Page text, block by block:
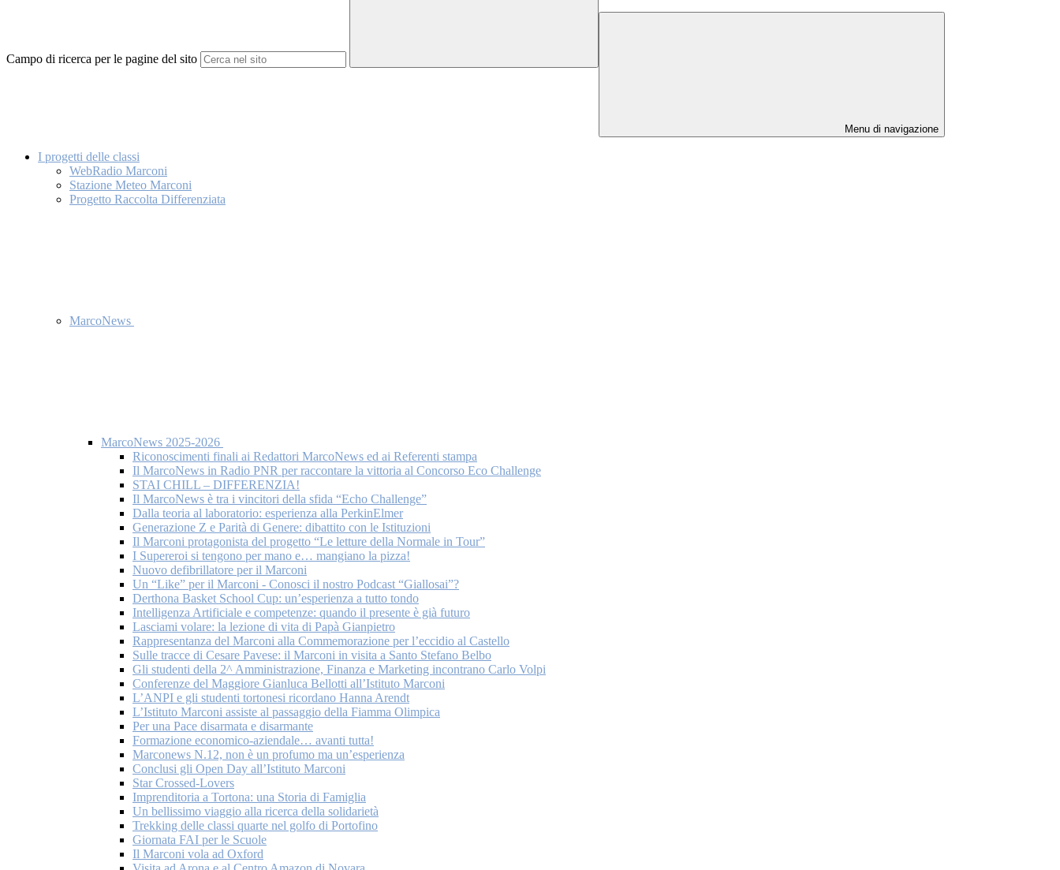
Campo di ricerca per le pagine del sito
Menu di navigazione
I progetti delle classi
WebRadio Marconi
Stazione Meteo Marconi
Progetto Raccolta Differenziata
MarcoNews
MarcoNews 2025-2026
Riconoscimenti finali ai Redattori MarcoNews ed ai Referenti stampa
Il MarcoNews in Radio PNR per raccontare la vittoria al Concorso Eco Challenge
STAI CHILL – DIFFERENZIA!
Il MarcoNews è tra i vincitori della sfida “Echo Challenge”
Dalla teoria al laboratorio: esperienza alla PerkinElmer
Generazione Z e Parità di Genere: dibattito con le Istituzioni
Il Marconi protagonista del progetto “Le letture della Normale in Tour”
I Supereroi si tengono per mano e… mangiano la pizza!
Nuovo defibrillatore per il Marconi
Un “Like” per il Marconi - Conosci il nostro Podcast “Giallosai”?
Derthona Basket School Cup: un’esperienza a tutto tondo
Intelligenza Artificiale e competenze: quando il presente è già futuro
Lasciami volare: la lezione di vita di Papà Gianpietro
Rappresentanza del Marconi alla Commemorazione per l’eccidio al Castello
Sulle tracce di Cesare Pavese: il Marconi in visita a Santo Stefano Belbo
Gli studenti della 2^ Amministrazione, Finanza e Marketing incontrano Carlo Volpi
Conferenze del Maggiore Gianluca Bellotti all’Istituto Marconi
L’ANPI e gli studenti tortonesi ricordano Hanna Arendt
L’Istituto Marconi assiste al passaggio della Fiamma Olimpica
Per una Pace disarmata e disarmante
Formazione economico-aziendale… avanti tutta!
Marconews N.12, non è un profumo ma un’esperienza
Conclusi gli Open Day all’Istituto Marconi
Star Crossed-Lovers
Imprenditoria a Tortona: una Storia di Famiglia
Un bellissimo viaggio alla ricerca della solidarietà
Trekking delle classi quarte nel golfo di Portofino
Giornata FAI per le Scuole
Il Marconi vola ad Oxford